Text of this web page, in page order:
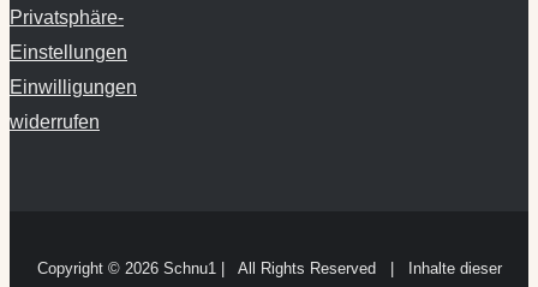
Privatsphäre-
Einstellungen
Einwilligungen
widerrufen
Copyright © 2026 Schnu1 | All Rights Reserved | Inhalte dieser